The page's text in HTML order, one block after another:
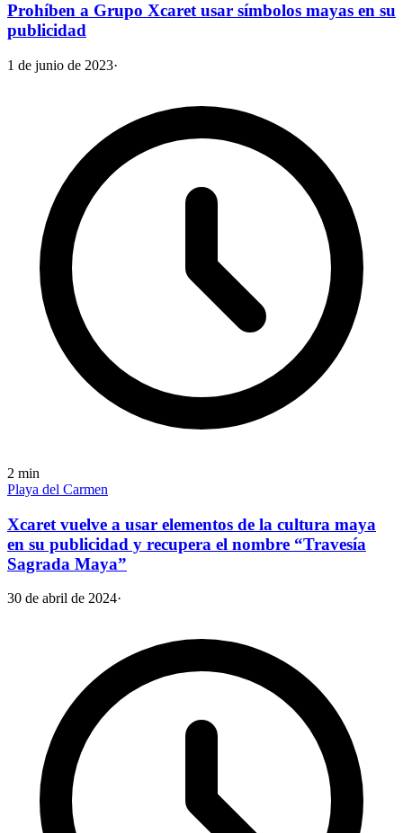
Prohíben a Grupo Xcaret usar símbolos mayas en su
publicidad
1 de junio de 2023·
2 min
Playa del Carmen
Xcaret vuelve a usar elementos de la cultura maya
en su publicidad y recupera el nombre “Travesía
Sagrada Maya”
30 de abril de 2024·